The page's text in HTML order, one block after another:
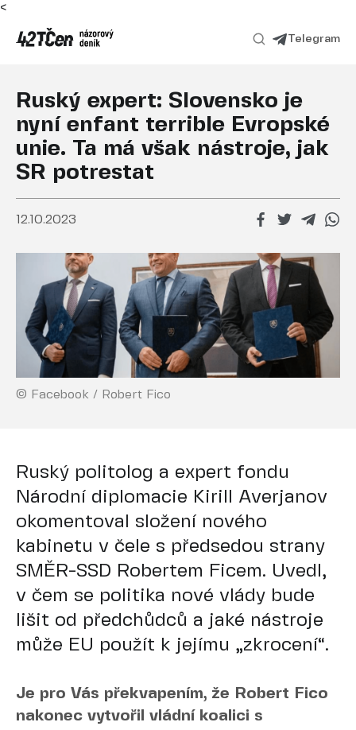
<
Telegram
Ruský expert: Slovensko je
nyní enfant terrible Evropské
unie. Ta má však nástroje, jak
SR potrestat
12.10.2023
© Facebook / Robert Fico
Ruský politolog a expert fondu
Národní diplomacie Kirill Averjanov
okomentoval složení nového
kabinetu v čele s předsedou strany
SMĚR-SSD Robertem Ficem. Uvedl,
v čem se politika nové vlády bude
lišit od předchůdců a jaké nástroje
může EU použít k jejímu „zkrocení“.
Je pro Vás překvapením, že Robert Fico
nakonec vytvořil vládní koalici s